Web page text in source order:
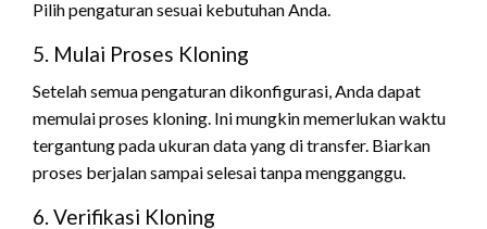
Pilih pengaturan sesuai kebutuhan Anda.
5. Mulai Proses Kloning
Setelah semua pengaturan dikonfigurasi, Anda dapat
memulai proses kloning. Ini mungkin memerlukan waktu
tergantung pada ukuran data yang di transfer. Biarkan
proses berjalan sampai selesai tanpa mengganggu.
6. Verifikasi Kloning